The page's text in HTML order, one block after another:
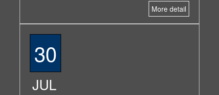
More detail
30
JUL